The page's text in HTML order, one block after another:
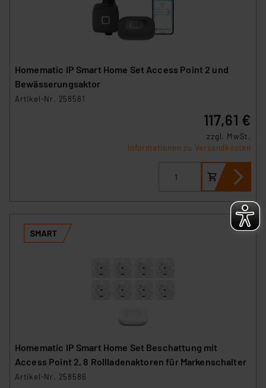
Homematic IP Smart Home Set Access Point 2 und
Bewässerungsaktor
Artikel-Nr. 258581
117,61 €
zzgl. MwSt.
Informationen zu Versandkosten
Homematic IP Smart Home Set Beschattung mit
Access Point 2, 8 Rollladenaktoren für Markenschalter
Artikel-Nr. 258586